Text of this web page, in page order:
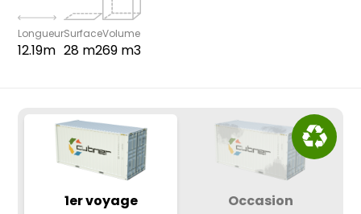
Longueur
12.19m
Surface
28 m2
Volume
69 m3
1er voyage Occasion